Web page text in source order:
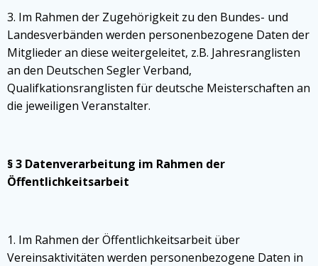
3. Im Rahmen der Zugehörigkeit zu den Bundes- und
Landesverbänden werden personenbezogene Daten der
Mitglieder an diese weitergeleitet, z.B. Jahresranglisten
an den Deutschen Segler Verband,
Qualifkationsranglisten für deutsche Meisterschaften an
die jeweiligen Veranstalter.
§ 3 Datenverarbeitung im Rahmen der
Öffentlichkeitsarbeit
1. Im Rahmen der Öffentlichkeitsarbeit über
Vereinsaktivitäten werden personenbezogene Daten in